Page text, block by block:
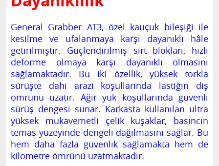
General Grabber AT3, özel kauçuk bileşiği ile
kesilme ve ufalanmaya karşı dayanıklı hâle
getirilmiştir. Güçlendirilmiş sırt blokları, hızlı
deforme olmaya karşı dayanıklı olmasını
sağlamaktadır. Bu iki özellik, yüksek torkla
sürüşte dahi arazi koşullarında lastiğin diş
ömrünü uzatır. Ağır yük koşullarında güvenli
sürüş dengesi sunar. Karkasta kullanılan ultra
yüksek mukavemetli çelik kuşaklar, basıncın
temas yüzeyinde dengeli dağılmasını sağlar. Bu
hem daha fazla güvenlik sağlamakta hem de
kilometre ömrünü uzatmaktadır.